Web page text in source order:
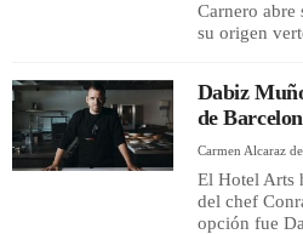
Carnero
su origen
Dabiz
de
Carmen Alcaraz
El Hotel Arts
del chef
opción fue